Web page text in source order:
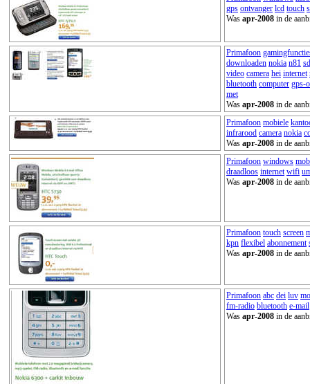
gps ontvanger lcd touch
Was apr-2008 in de
Primafoon
downloaden nokia n81 sd
video camera hei internet
bluetooth computer gps-
met
Was apr-2008 in de
Primafoon mobiele
infrarood camera nokia
Was apr-2008 in de
Primafoon windows
draadloos internet wifi
Was apr-2008 in de
Primafoon touch screen
kpn flexibel abonnement
Was apr-2008 in de
Primafoon abc dei luv
fm-radio bluetooth e-mail
Was apr-2008 in de